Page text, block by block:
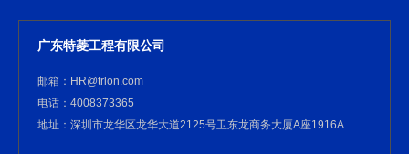
广东特菱工程有限公司
邮箱：HR@trlon.com
电话：4008373365
地址：深圳市龙华区龙华大道2125号卫东龙商务大厦A座1916A